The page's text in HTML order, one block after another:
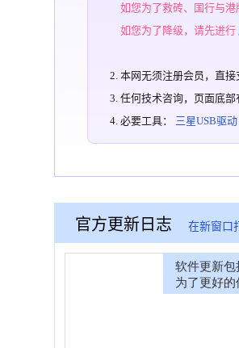
如您为了救砖、国行与港
如您为了降级，请先进行
本网无须注册会员，直
任何技术咨询，页面底部
必要工具： 三星USB驱动
官方更新日志在新窗口